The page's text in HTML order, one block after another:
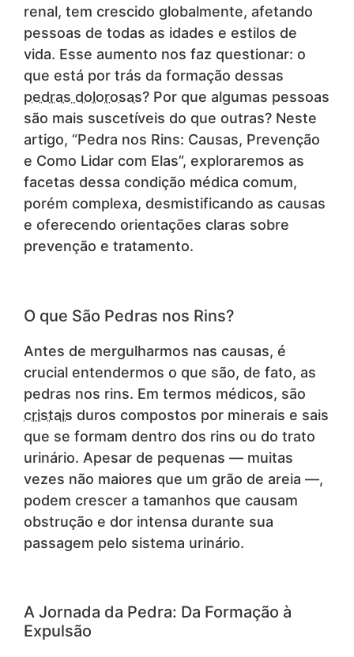
renal, tem crescido globalmente, afetando
pessoas de todas as idades e estilos de
vida. Esse aumento nos faz questionar: o
que está por trás da formação dessas
pedras dolorosas? Por que algumas pessoas
são mais suscetíveis do que outras? Neste
artigo, “Pedra nos Rins: Causas, Prevenção
e Como Lidar com Elas”, exploraremos as
facetas dessa condição médica comum,
porém complexa, desmistificando as causas
e oferecendo orientações claras sobre
prevenção e tratamento.
O que São Pedras nos Rins?
Antes de mergulharmos nas causas, é
crucial entendermos o que são, de fato, as
pedras nos rins. Em termos médicos, são
cristais duros compostos por minerais e sais
que se formam dentro dos rins ou do trato
urinário. Apesar de pequenas — muitas
vezes não maiores que um grão de areia —,
podem crescer a tamanhos que causam
obstrução e dor intensa durante sua
passagem pelo sistema urinário.
A Jornada da Pedra: Da Formação à
Expulsão